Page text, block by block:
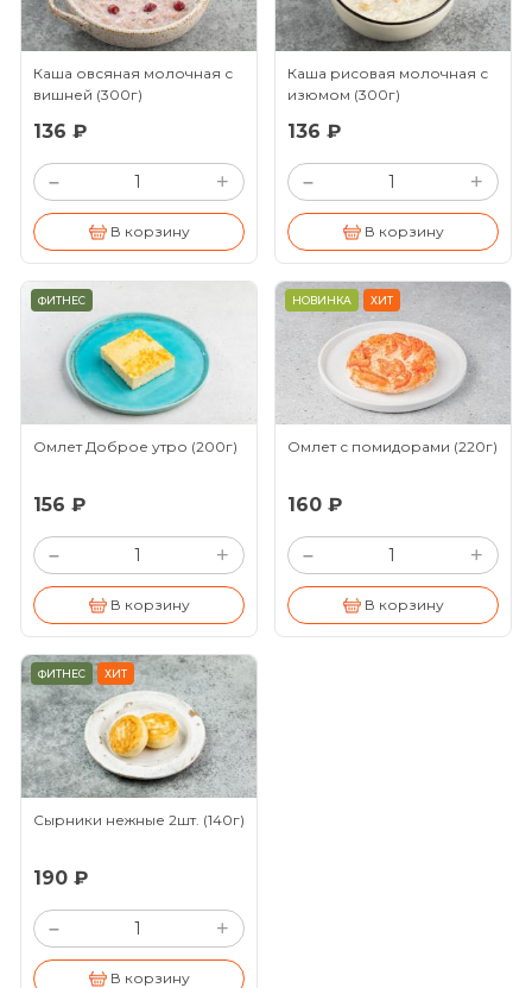
Каша овсяная молочная с
вишней (300г)
136 ₽
– +
В корзину
Каша рисовая молочная с
изюмом (300г)
136 ₽
– +
В корзину
ФИТНЕС
Омлет Доброе утро (200г)
156 ₽
– +
В корзину
НОВИНКА ХИТ
Омлет с помидорами (220г)
160 ₽
– +
В корзину
ФИТНЕС ХИТ
Сырники нежные 2шт. (140г)
190 ₽
– +
В корзину